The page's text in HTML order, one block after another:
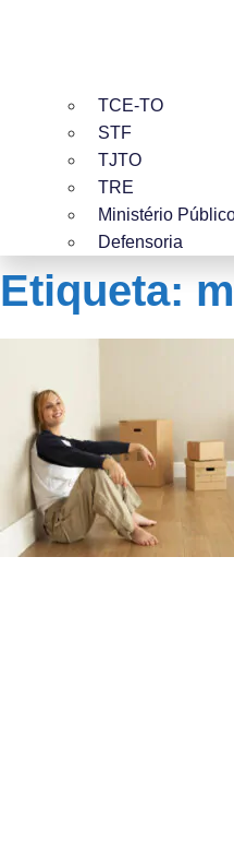
TCE-TO
STF
TJTO
TRE
Ministério
Defensoria
Etiqueta: